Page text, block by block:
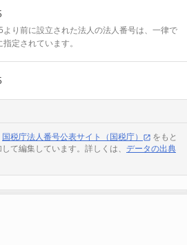
り前に設立された法人の法人番号は、一律で
定されています。
国税庁法人番号公表サイト（国税庁）
をもと
て編集しています。詳しくは、 データの出典